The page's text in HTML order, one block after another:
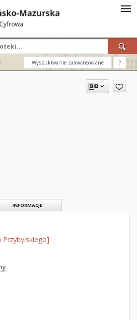
Wyszukiwanie zaawansowane ?
INFORMACJE
Przybylskiego]